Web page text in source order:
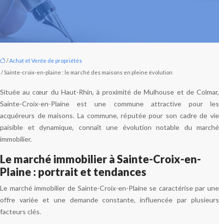
/ Achat et Vente de propriétés
/ Sainte-croix-en-plaine : le marché des maisons en pleine évolution
Située au cœur du Haut-Rhin, à proximité de Mulhouse et de Colmar,
Sainte-Croix-en-Plaine est une commune attractive pour les
acquéreurs de maisons. La commune, réputée pour son cadre de vie
paisible et dynamique, connaît une évolution notable du marché
immobilier.
Le marché immobilier à Sainte-Croix-en-
Plaine : portrait et tendances
Le marché immobilier de Sainte-Croix-en-Plaine se caractérise par une
offre variée et une demande constante, influencée par plusieurs
facteurs clés.